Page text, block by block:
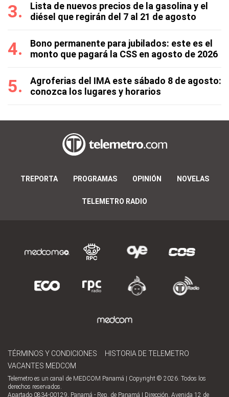
Lista de nuevos precios de la gasolina y el
diésel que regirán del 7 al 21 de agosto
Bono permanente para jubilados: este es el
monto que pagará la CSS en agosto de 2026
Agroferias del IMA este sábado 8 de agosto:
conozca los lugares y horarios
TREPORTA PROGRAMAS OPINIÓN NOVELAS
TELEMETRO RADIO
TÉRMINOS Y CONDICIONES
HISTORIA DE TELEMETRO
VACANTES MEDCOM
Telemetro es un canal de MEDCOM Panamá | Copyright © 2026. Todos los
derechos reservados.
Apartado 0834-00129, Panamá - Rep. de Panamá | Dirección, Avenida 12 de